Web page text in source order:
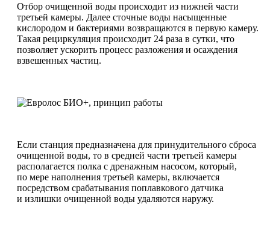
Отбор очищенной воды происходит из нижней части
третьей камеры. Далее сточные воды насыщенные
кислородом и бактериями возвращаются в первую камеру.
Такая рециркуляция происходит 24 раза в сутки, что
позволяет ускорить процесс разложения и осаждения
взвешенных частиц.
Если станция предназначена для принудительного сброса
очищенной воды, то в средней части третьей камеры
располагается полка с дренажным насосом, который,
по мере наполнения третьей камеры, включается
посредством срабатывания поплавкового датчика
и излишки очищенной воды удаляются наружу.